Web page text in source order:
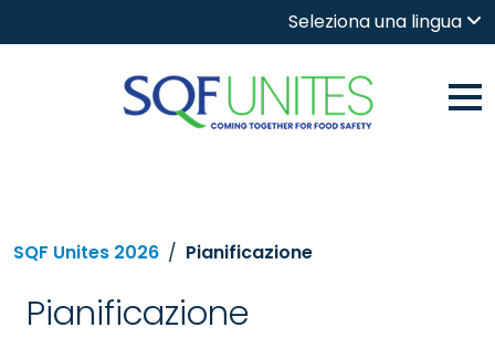
Seleziona una lingua
SQF Unites 2026 Pianificazione
Pianificazione